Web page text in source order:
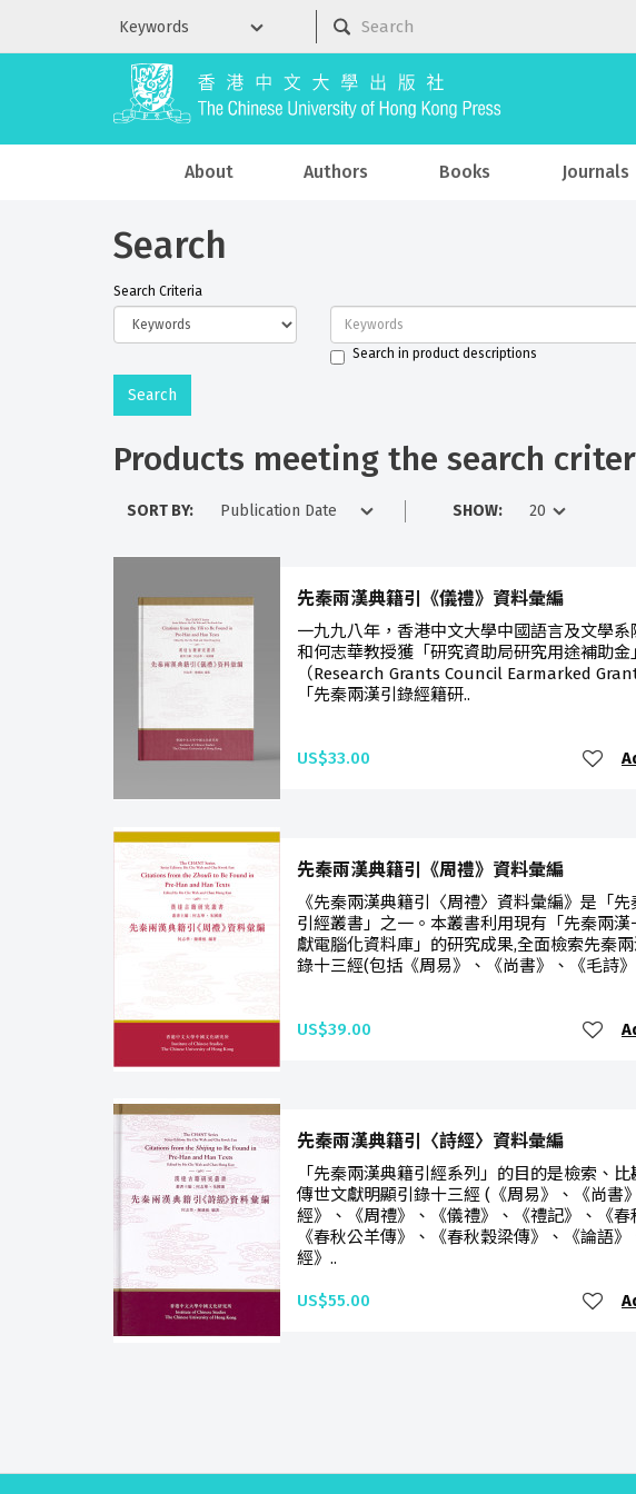
About Authors Books Journals
Search
Search Criteria
Search in product descriptions
Products meeting the search
SORT BY: SHOW:
先秦兩漢典籍引《儀禮》資料彙編
一九九八年，香港中文大學中國語言及文學系
和何志華教授獲「研究資助局研究用途補助金」
（Research Grants Council Earmarked
「先秦兩漢引錄經籍研..
US$33.00
先秦兩漢典籍引《周禮》資料彙編
《先秦兩漢典籍引〈周禮〉資料彙編》是「
引經叢書」之一。本叢書利用現有「先秦兩漢
獻電腦化資料庫」的研究成果,全面檢索先秦兩
錄十三經(包括《周易》、《尚書》、《毛詩
US$39.00
先秦兩漢典籍引〈詩經〉資料彙編
「先秦兩漢典籍引經系列」的目的是檢索、
傳世文獻明顯引錄十三經 (《周易》、《尚書
經》、《周禮》、《儀禮》、《禮記》、《春
《春秋公羊傳》、《春秋穀梁傳》、《論語》
經》..
US$55.00